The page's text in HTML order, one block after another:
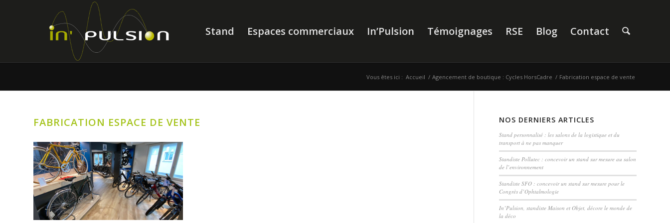
Stand Espaces commerciaux In’Pulsion Témoignages RSE Blog Contact
Vous êtes ici : Accueil / Agencement de boutique : Cycles HorsCadre / Fabrication espace de vente
FABRICATION ESPACE DE VENTE NOS DERNIERS ARTICLES
Stand personnalisé : les salons de la logistique et du
transport à ne pas manquer
Standiste Pollutec : concevoir un stand sur mesure au salon
de l’environnement
Standiste SFO : concevoir un stand sur mesure pour le
Congrès d’Ophtalmologie
In’Pulsion, standiste Maison et Objet, décore le monde de
la déco